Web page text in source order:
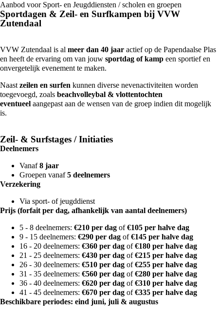
Aanbod voor Sport- en Jeugddiensten / scholen en groepen
Sportdagen & Zeil- en Surfkampen bij VVW
Zutendaal
VVW Zutendaal is al meer dan 40 jaar actief op de Papendaalse Plas
en heeft de ervaring om van jouw sportdag of kamp een sportief en
onvergetelijk evenement te maken.
Naast zeilen en surfen kunnen diverse nevenactiviteiten worden
toegevoegd, zoals beachvolleybal & vlottentochten
eventueel aangepast aan de wensen van de groep indien dit mogelijk
is.
Zeil- & Surfstages / Initiaties
Deelnemers
Vanaf8 jaar
Groepen vanaf5 deelnemers
Verzekering
Via sport- of jeugddienst
Prijs (forfait per dag, afhankelijk van aantal deelnemers)
5 - 8 deelnemers: €210 per dag of€105 per halve dag
9 - 15 deelnemers: €290 per dag of€145 per halve dag
16 - 20 deelnemers: €360 per dag of€180 per halve dag
21 - 25 deelnemers: €430 per dag of€215 per halve dag
26 - 30 deelnemers: €510 per dag of€255 per halve dag
31 - 35 deelnemers: €560 per dag of€280 per halve dag
36 - 40 deelnemers: €620 per dag of€310 per halve dag
41 - 45 deelnemers: €670 per dag of€335 per halve dag
Beschikbare periodes: eind juni, juli & augustus